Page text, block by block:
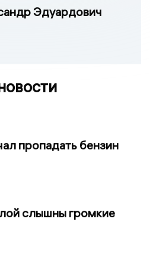
Эдуардович
пропадать бензин
слышны громкие